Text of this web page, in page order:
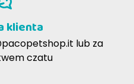
klienta
lub za
czatu